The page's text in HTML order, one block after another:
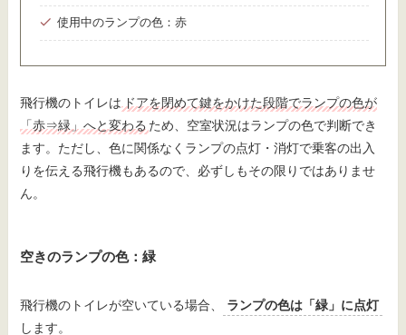
使用中のランプの色：赤
飛行機のトイレは ドアを閉めて鍵をかけた段階でランプの色が
「赤⇒緑」へと変わる ため、空室状況はランプの色で判断でき
ます。ただし、色に関係なくランプの点灯・消灯で乗客の出入
りを伝える飛行機もあるので、必ずしもその限りではありませ
ん。
空きのランプの色：緑
飛行機のトイレが空いている場合、
ランプの色は「緑」に点灯
します。